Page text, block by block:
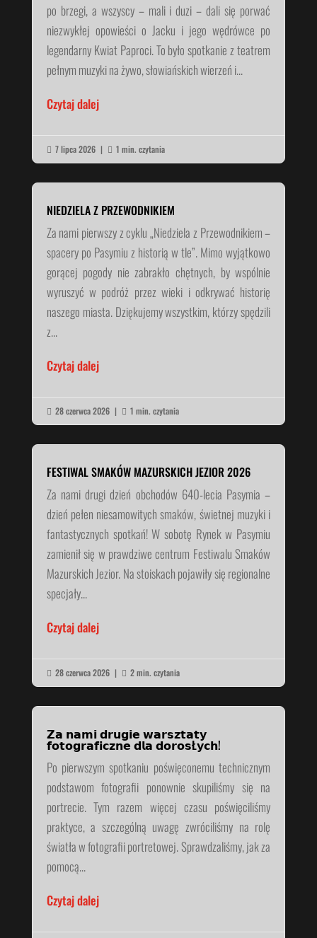
po brzegi, a wszyscy – mali i duzi – dali się porwać
niezwykłej opowieści o Jacku i jego wędrówce po
legendarny Kwiat Paproci. To było spotkanie z teatrem
pełnym muzyki na żywo, słowiańskich wierzeń i...
Czytaj dalej
 7 lipca 2026 |  1 min. czytania
NIEDZIELA Z PRZEWODNIKIEM
Za nami pierwszy z cyklu „Niedziela z Przewodnikiem –
spacery po Pasymiu z historią w tle”. Mimo wyjątkowo
gorącej pogody nie zabrakło chętnych, by wspólnie
wyruszyć w podróż przez wieki i odkrywać historię
naszego miasta. Dziękujemy wszystkim, którzy spędzili
z...
Czytaj dalej
 28 czerwca 2026 |  1 min. czytania
FESTIWAL SMAKÓW MAZURSKICH JEZIOR 2026
Za nami drugi dzień obchodów 640-lecia Pasymia –
dzień pełen niesamowitych smaków, świetnej muzyki i
fantastycznych spotkań! W sobotę Rynek w Pasymiu
zamienił się w prawdziwe centrum Festiwalu Smaków
Mazurskich Jezior. Na stoiskach pojawiły się regionalne
specjały...
Czytaj dalej
 28 czerwca 2026 |  2 min. czytania
𝗭𝗮 𝗻𝗮𝗺𝗶 𝗱𝗿𝘂𝗴𝗶𝗲 𝘄𝗮𝗿𝘀𝘇𝘁𝗮𝘁𝘆
𝗳𝗼𝘁𝗼𝗴𝗿𝗮𝗳𝗶𝗰𝘇𝗻𝗲 𝗱𝗹𝗮 𝗱𝗼𝗿𝗼𝘀Ł𝘆𝗰𝗵!
Po pierwszym spotkaniu poświęconemu technicznym
podstawom fotografii ponownie skupiliśmy się na
portrecie. Tym razem więcej czasu poświęciliśmy
praktyce, a szczególną uwagę zwróciliśmy na rolę
światła w fotografii portretowej. Sprawdzaliśmy, jak za
pomocą...
Czytaj dalej